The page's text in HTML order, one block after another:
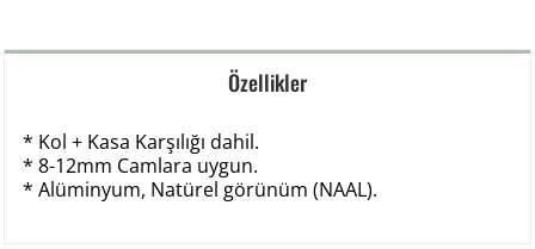
Özellikler
* Kol + Kasa Karşılığı dahil.
* 8-12mm Camlara uygun.
* Alüminyum, Natürel görünüm (NAAL).